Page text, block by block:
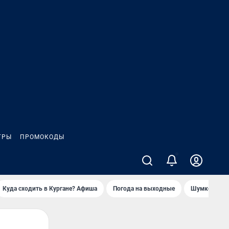
ПРОМОКОДЫ
Куда сходить в Кургане? Афиша Погода на выходные Шумков в